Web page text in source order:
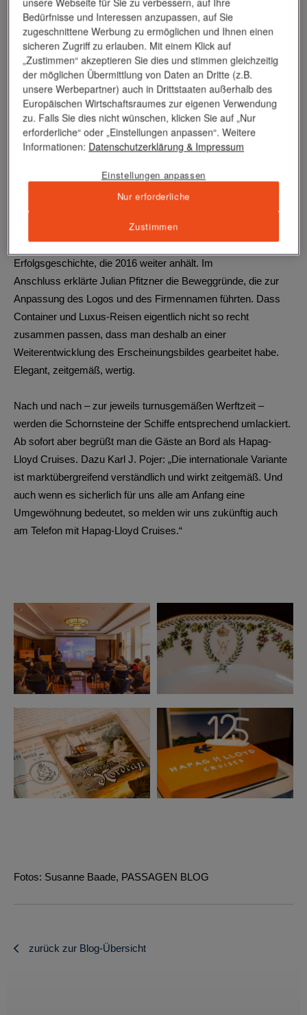
Es war eine emotionale Veranstaltung mit historischen
Stücken aus dem Archiv. In seiner Darstellung der
Unternehmensgeschichte hat Karl J. Pojer den Bogen
geschlagen von der Reise der AUGUSTA VICTORIA über
viele Kreuzfahrt-Innovationen bis zur EUROPA 2. Eine
Erfolgsgeschichte, die 2016 weiter anhält. Im
Anschluss erklärte Julian Pfitzner die Beweggründe, die zur
Anpassung des Logos und des Firmennamen führten. Dass
Container und Luxus-Reisen eigentlich nicht so recht
zusammen passen, dass man deshalb an einer
Weiterentwicklung des Erscheinungsbildes gearbeitet habe.
Elegant, zeitgemäß, wertig.
Nach und nach – zur jeweils turnusgemäßen Werftzeit –
werden die Schornsteine der Schiffe entsprechend umlackiert.
Ab sofort aber begrüßt man die Gäste an Bord als Hapag-
Lloyd Cruises. Dazu Karl J. Pojer: „Die internationale Variante
ist marktübergreifend verständlich und wirkt zeitgemäß. Und
auch wenn es sicherlich für uns alle am Anfang eine
Umgewöhnung bedeutet, so melden wir uns zukünftig auch
am Telefon mit Hapag-Lloyd Cruises.“
Fotos: Susanne Baade, PASSAGEN BLOG
zurück zur Blog-Übersicht
Bedürfnisse und Interessen anzupassen, auf Sie
zugeschnittene Werbung zu ermöglichen und Ihnen einen
sicheren Zugriff zu erlauben. Mit einem Klick auf
„Zustimmen“ akzeptieren Sie dies und stimmen gleichzeitig
der möglichen Übermittlung von Daten an Dritte (z.B.
unsere Werbepartner) auch in Drittstaaten außerhalb des
Europäischen Wirtschaftsraumes zur eigenen Verwendung
zu. Falls Sie dies nicht wünschen, klicken Sie auf „Nur
erforderliche“ oder „Einstellungen anpassen“. Weitere
Informationen: Datenschutzerklärung & Impressum
Einstellungen anpassen
Nur erforderliche
Zustimmen